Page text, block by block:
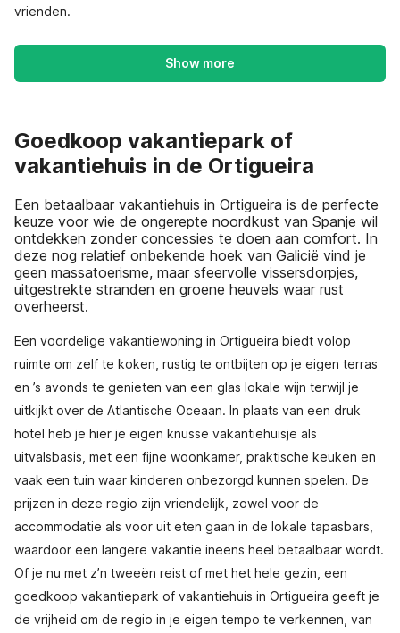
vrienden.
Show more
Goedkoop vakantiepark of
vakantiehuis in de Ortigueira
Een betaalbaar vakantiehuis in Ortigueira is de perfecte
keuze voor wie de ongerepte noordkust van Spanje wil
ontdekken zonder concessies te doen aan comfort. In
deze nog relatief onbekende hoek van Galicië vind je
geen massatoerisme, maar sfeervolle vissersdorpjes,
uitgestrekte stranden en groene heuvels waar rust
overheerst.
Een voordelige vakantiewoning in Ortigueira biedt volop
ruimte om zelf te koken, rustig te ontbijten op je eigen terras
en ’s avonds te genieten van een glas lokale wijn terwijl je
uitkijkt over de Atlantische Oceaan. In plaats van een druk
hotel heb je hier je eigen knusse vakantiehuisje als
uitvalsbasis, met een fijne woonkamer, praktische keuken en
vaak een tuin waar kinderen onbezorgd kunnen spelen. De
prijzen in deze regio zijn vriendelijk, zowel voor de
accommodatie als voor uit eten gaan in de lokale tapasbars,
waardoor een langere vakantie ineens heel betaalbaar wordt.
Of je nu met z’n tweeën reist of met het hele gezin, een
goedkoop vakantiepark of vakantiehuis in Ortigueira geeft je
de vrijheid om de regio in je eigen tempo te verkennen, van